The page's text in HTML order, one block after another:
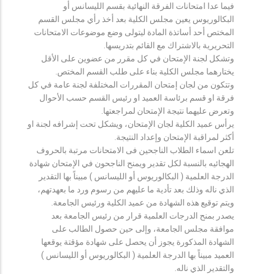
فيما عدا امتحانات الفرقة النهائية بقسم الليسانس أو
البكالوريوس يعين مجلس الكلية بعد أخذ رأي مجلس القسم
المختص أحد أساتذة المادة ليتولى وضع موضوعات الامتحانات
التحريرية بالاشتراك مع القائم بتدريسها.
وتشكل لجنة الإمتحان في كل مقرر من عضوين على الأقل
يختارهما مجلس الكلية بناء على طلب القسم المختص.
وتتكون من لجان إمتحان المقررات المختلفة لجنة عامة في كل
فرقة او قسم برئاسة العميد او رئيس القسم حسب الأحوال
وتعرض عليهما نتيجة الإمتحان لمراجعتها.
يرأس عميد الكلية لجان الإمتحان، ويشكل تحت إشرافه لجنة او
أكثر لمراقبة الإمتحان وإعداد النتيجة.
تلعن اسماء الطلاب الناجحين فى الامتحانات مرتبة بالحروف
الهجائيه بالنسبة لكل تقدير ويمنح الناجحون في الإمتحان شهادة
الدرجة العلمية ( البكالوريوس أو الليسانس ) مبيناً بها التقدير
الذي ناله وذلك بعد تأدية ما عليهم من رسوم ورد ما بعهدتهم،
ويتم توقيع هذه الشهادة من عميد الكلية ورئيس الجامعة.
يصدر بمنح الدرجات العلمية قرار من رئيس الجامعة بعد
موافقة مجلس الجامعة، وإلى حين حصول الطالب على
الشهادة المذكورة يجوز أن يحصل على شهادة مؤقتة يوقعها
العميد مبيناً بها الدرجة العلمية ( البكالوريوس أو الليسانس )
والتقدير الذي ناله.